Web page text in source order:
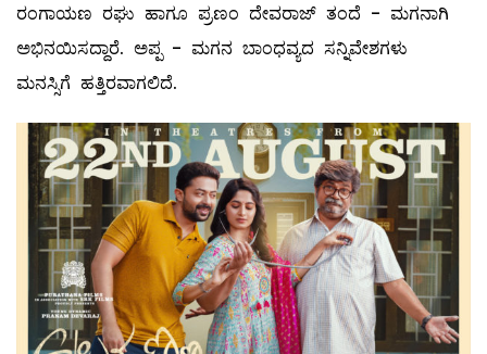
ರಂಗಾಯಣ ರಘು ಹಾಗೂ ಪ್ರಣಂ ದೇವರಾಜ್ ತಂದೆ - ಮಗನಾಗಿ
ಅಭಿನಯಿಸದ್ದಾರೆ. ಅಪ್ಪ - ಮಗನ ಬಾಂಧವ್ಯದ ಸನ್ನಿವೇಶಗಳು
ಮನಸ್ಸಿಗೆ ಹತ್ತಿರವಾಗಲಿದೆ.